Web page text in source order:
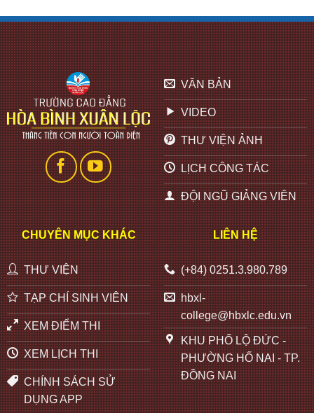
VĂN BẢN
VIDEO
THƯ VIỆN ẢNH
LỊCH CÔNG TÁC
ĐỘI NGŨ GIẢNG VIÊN
CHUYÊN MỤC KHÁC
THƯ VIỆN
TẠP CHÍ SINH VIÊN
XEM ĐIỂM THI
XEM LỊCH THI
CHÍNH SÁCH SỬ
DỤNG APP
LIÊN HỆ
(+84) 0251.3.980.789
hbxl-
college@hbxlc.edu.vn
KHU PHỐ LỘ ĐỨC -
PHƯỜNG HỐ NAI - TP.
ĐỒNG NAI